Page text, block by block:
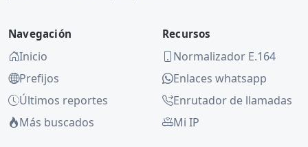
Navegación
Inicio
Prefijos
Últimos reportes
Más buscados
Recursos
Normalizador E.164
Enlaces whatsapp
Enrutador de llamadas
Mi IP